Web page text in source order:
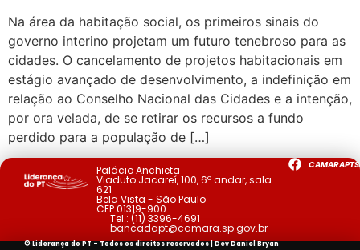
Na área da habitação social, os primeiros sinais do
governo interino projetam um futuro tenebroso para as
cidades. O cancelamento de projetos habitacionais em
estágio avançado de desenvolvimento, a indefinição em
relação ao Conselho Nacional das Cidades e a intenção,
por ora velada, de se retirar os recursos a fundo
perdido para a população de […]
Palácio Anchieta
Viaduto Jacareí, 100, 6º andar, sala
621
Bela Vista - São Paulo
CEP 01319-900
Tel.: (11) 3396-4691
bancadapt@camara.sp.gov.br
© Liderança do PT - Todos os direitos reservados | DevDaniel Bryan